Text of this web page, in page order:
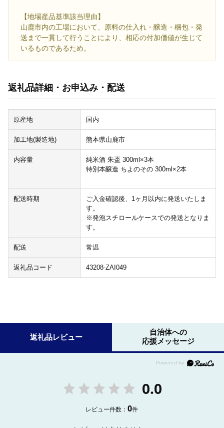
【地場産品基準該当理由】
山鹿市内の工場において、原料の仕入れ・醸造・梱包・発
送まで一貫して行うことにより、相応の付加価値が生じて
いるものであるため。
返礼品詳細・お申込み・配送
原産地 国内
加工地(製造地) 熊本県山鹿市
内容量
純米酒 朱盃 300ml×3本
特別本醸造 ちよのその 300ml×2本
配送時期
ご入金確認後、1ヶ月以内に発送いたしま
す。
※発泡スチロールケースでの発送となりま
す。
配送 常温
返礼品コード 43208-ZAI049
返礼品レビュー
自治体への
応援メッセージ
0.0
レビュー件数：0件